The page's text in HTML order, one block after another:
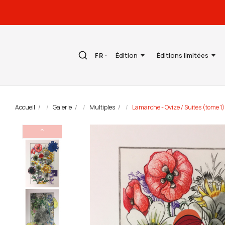
FR Édition Éditions limitées
Accueil Galerie Multiples Lamarche - Ovize / Suites (tome 1)
⌃